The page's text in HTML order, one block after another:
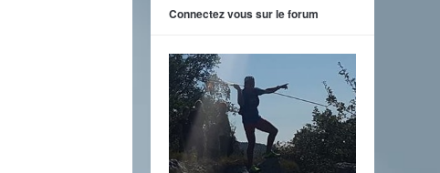
Connectez vous sur le forum